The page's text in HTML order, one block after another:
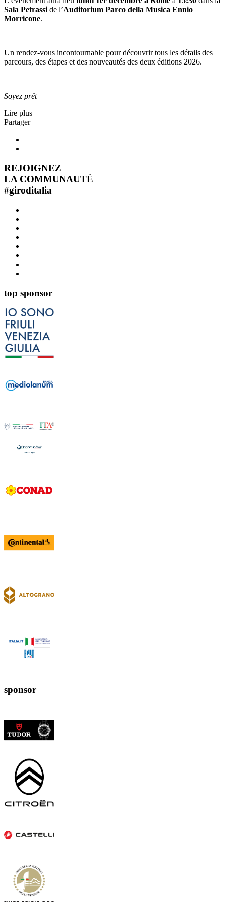
Sala Petrasside l’Auditorium Parco della Musica Ennio
Morricone.
Un rendez-vous incontournable pour découvrir tous les détails des
parcours, des étapes et des nouveautés des deux éditions 2026.
Soyez prêt
Lire plus
Partager
REJOIGNEZ
LA COMMUNAUTÉ
#giroditalia
top sponsor
sponsor